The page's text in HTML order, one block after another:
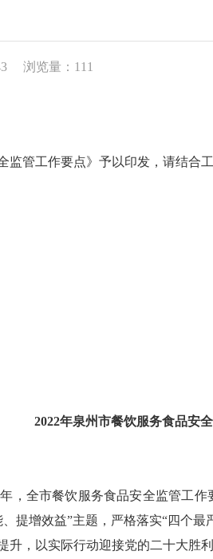
浏览量： 111
管工作要点》予以印发，请结合工
2022年泉州市餐饮服务食品安
全市餐饮服务食品安全监管工作
提增效益”主题，严格落实“四个
，以实际行动迎接党的二十大胜利